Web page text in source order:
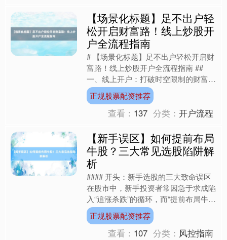
【场景化标题】足不出户轻
松开启财富路！线上炒股开
户全流程指南
# 【场景化标题】足不出户轻松开启财
富路！线上炒股开户全流程指南 ##
一、线上开户：打破时空限制的财富新
入口 "以前开户要跑银行、证券公司，
现在手机点几下就搞....
正规股票配资推荐
查看： 137 分类：开户流程
【新手误区】如何提前布局
牛股？三大常见选股陷阱解
析
#### 开头：新手选股的三大致命误区
在股市中，新手投资者常因急于求成陷
入“追涨杀跌”的循环，而“提前布局牛
股”的诱惑更让许多人盲目行动。以下
是新手最常见的三....
正规股票配资推荐
查看： 107 分类： 风控指南